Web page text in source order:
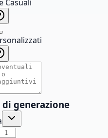
Casuali
generazione